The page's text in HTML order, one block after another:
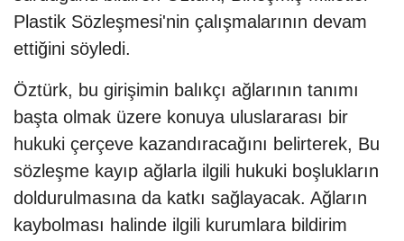
Plastik Sözleşmesi'nin çalışmalarının devam
ettiğini söyledi.
Öztürk, bu girişimin balıkçı ağlarının tanımı
başta olmak üzere konuya uluslararası bir
hukuki çerçeve kazandıracağını belirterek, Bu
sözleşme kayıp ağlarla ilgili hukuki boşlukların
doldurulmasına da katkı sağlayacak. Ağların
kaybolması halinde ilgili kurumlara bildirim